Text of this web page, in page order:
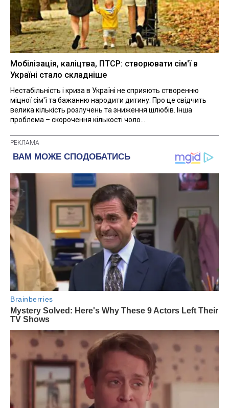
Мобілізація, каліцтва, ПТСР: створювати сім'ї в
Україні стало складніше
Нестабільність і криза в Україні не сприяють створенню
міцної сім'ї та бажанню народити дитину. Про це свідчить
велика кількість розлучень та зниження шлюбів. Інша
проблема – скорочення кількості чоло...